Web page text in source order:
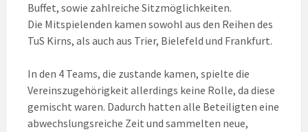
Buffet, sowie zahlreiche Sitzmöglichkeiten.
Die Mitspielenden kamen sowohl aus den Reihen des
TuS Kirns, als auch aus Trier, Bielefeld und Frankfurt.
In den 4 Teams, die zustande kamen, spielte die
Vereinszugehörigkeit allerdings keine Rolle, da diese
gemischt waren. Dadurch hatten alle Beteiligten eine
abwechslungsreiche Zeit und sammelten neue,